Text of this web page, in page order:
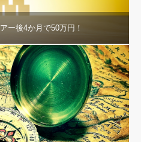
ー後4か月で50万円！